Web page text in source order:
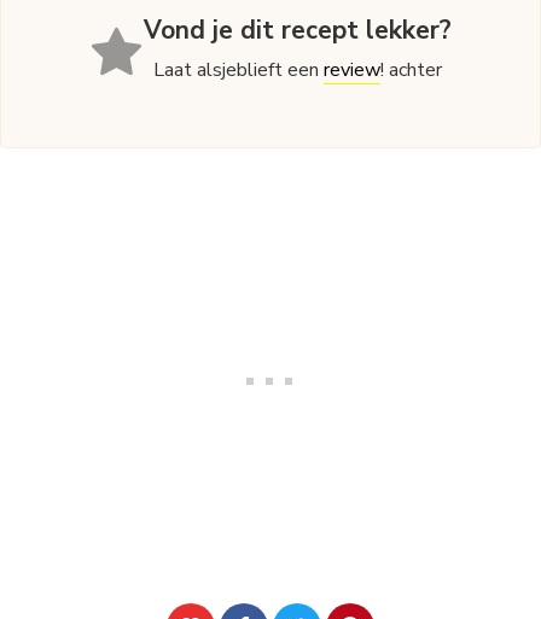
Vond je dit recept lekker?
Laat alsjeblieft eenreview! achter